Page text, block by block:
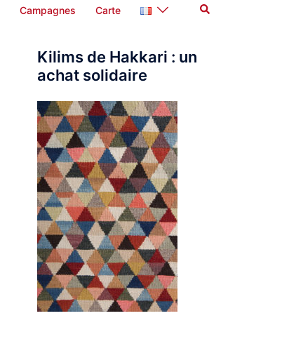
Campagnes Carte Rechercher
Kilims de Hakkari : un
achat solidaire